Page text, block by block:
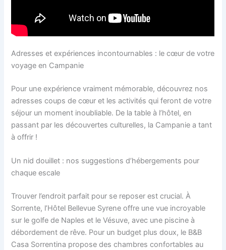
Adresses et expériences incontournables : le cœur de votre
voyage en Campanie
Pour une expérience vraiment mémorable, découvrez nos
adresses coups de cœur et les activités qui feront de votre
séjour un moment inoubliable. De la table à l’hôtel, en
passant par les découvertes culturelles, la Campanie a tant
à offrir !
Un nid douillet : nos suggestions d’hébergements pour
chaque escale
Trouver l’endroit parfait pour se reposer est crucial. À
Sorrente, l’Hôtel Bellevue Syrene offre une vue incroyable
sur le golfe de Naples et le Vésuve, avec une piscine à
débordement de rêve. Pour un budget plus doux, le B&B
Casa Sorrentina propose des chambres confortables au